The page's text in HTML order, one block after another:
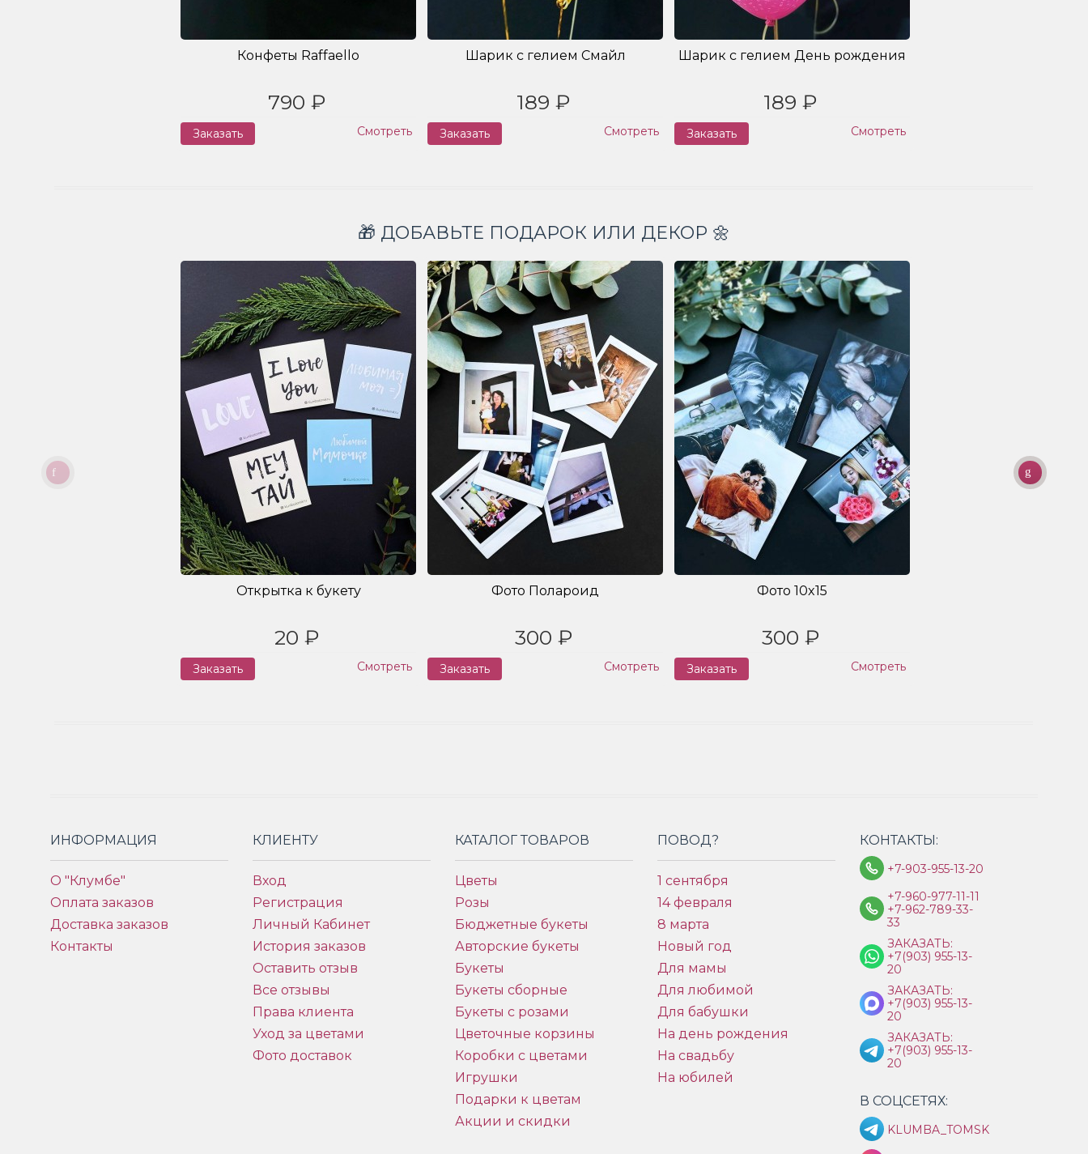
Конфеты Raffaello
790 ₽
Заказать Смотреть
Шарик с гелием Смайл
189 ₽
Заказать Смотреть
Шарик с гелием День рождения
189 ₽
Заказать Смотреть
🎁 ДОБАВЬТЕ ПОДАРОК ИЛИ ДЕКОР 🌼
Открытка к букету
20 ₽
Заказать Смотреть
Фото Полароид
300 ₽
Заказать Смотреть
Фото 10x15
300 ₽
Заказать Смотреть
ИНФОРМАЦИЯ
О "Клумбе"
Оплата заказов
Доставка заказов
Контакты
КЛИЕНТУ
Вход
Регистрация
Личный Кабинет
История заказов
Оставить отзыв
Все отзывы
Права клиента
Уход за цветами
Фото доставок
КАТАЛОГ ТОВАРОВ
Цветы
Розы
Бюджетные букеты
Авторские букеты
Букеты
Букеты сборные
Букеты с розами
Цветочные корзины
Коробки с цветами
Игрушки
Подарки к цветам
Акции и скидки
ПОВОД?
1 сентября
14 февраля
8 марта
Новый год
Для мамы
Для любимой
Для бабушки
На день рождения
На свадьбу
На юбилей
КОНТАКТЫ:
+7-903-955-13-20
+7-960-977-11-11
+7-962-789-33-
33
ЗАКАЗАТЬ:
+7(903) 955-13-
20
ЗАКАЗАТЬ:
+7(903) 955-13-
20
ЗАКАЗАТЬ:
+7(903) 955-13-
20
В СОЦСЕТЯХ:
KLUMBA_TOMSK